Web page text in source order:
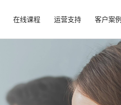
在线课程 运营支持 客户案例